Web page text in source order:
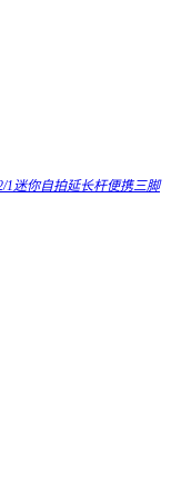
1迷你自拍延长杆便携三脚